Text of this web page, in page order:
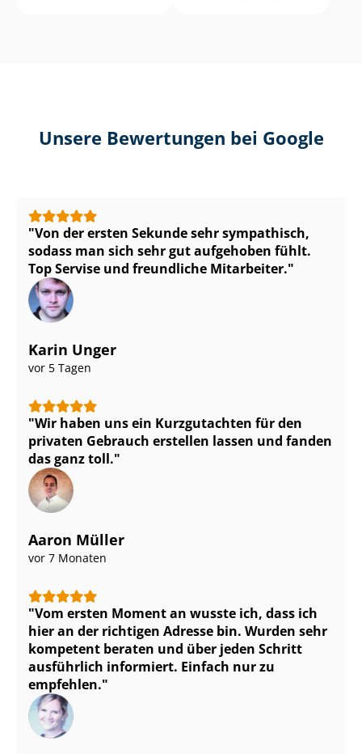
Unsere Bewertungen bei Google
Von der ersten Sekunde sehr sympathisch,
sodass man sich sehr gut aufgehoben fühlt.
Top Servise und freundliche Mitarbeiter.
Karin Unger
vor 5 Tagen
Wir haben uns ein Kurzgutachten für den
privaten Gebrauch erstellen lassen und fanden
das ganz toll.
Aaron Müller
vor 7 Monaten
Vom ersten Moment an wusste ich, dass ich
hier an der richtigen Adresse bin. Wurden sehr
kompetent beraten und über jeden Schritt
ausführlich informiert. Einfach nur zu
empfehlen.